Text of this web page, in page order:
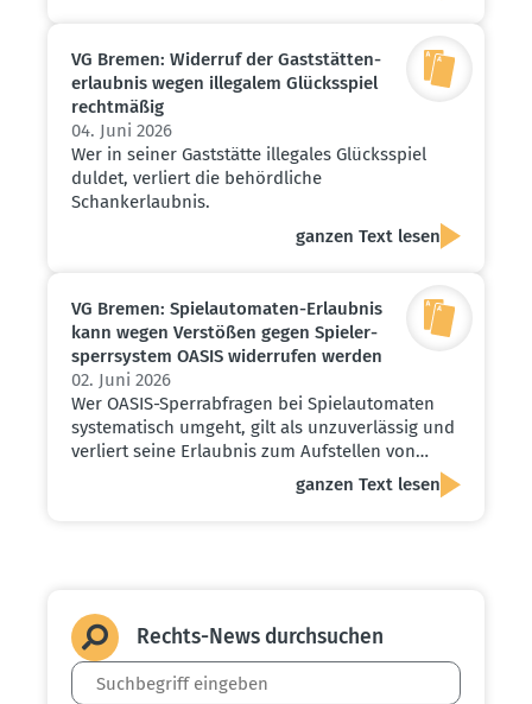
VG Bremen: Widerruf der Gaststät­ten­
er­laubnis wegen illegalem Glücks­spiel
recht­mäßig
04. Juni 2026
Wer in seiner Gaststätte illegales Glücksspiel
duldet, verliert die behördliche
Schankerlaubnis.
ganzen Text lesen
VG Bremen: Spiel­au­to­maten-Erlaubnis
kann wegen Verstößen gegen Spieler­
sperr­system OASIS wider­rufen werden
02. Juni 2026
Wer OASIS-Sperrabfragen bei Spielautomaten
systematisch umgeht, gilt als unzuverlässig und
verliert seine Erlaubnis zum Aufstellen von…
ganzen Text lesen
Rechts-News durch­suchen